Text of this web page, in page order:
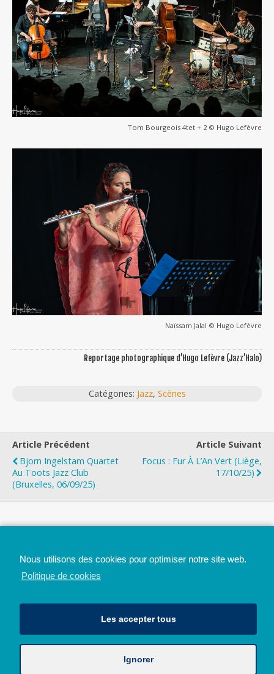
Tom Bourgeois 4tet + 2 © Hugo Lefèvre
Naïssam Jalal © Hugo Lefèvre
Reportage photographique d’Hugo Lefèvre (Jazz’Halo)
Catégories: Jazz, Scènes
Article Précédent
Bjorn Ingelstam Quartet
Au Toots Jazz Club
(Bruxelles, 06/09/25)
Article Suivant
Focus : Fur À L’An Vert (Liège,
17/10/25)
Avec le soutien de la Province de Liège
Nous utilisons des cookies pour optimiser notre site web.
Politique de cookies
Les accepter tous
Ignorer